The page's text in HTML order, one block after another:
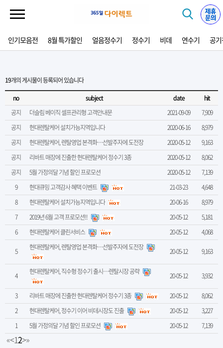
인기모음전 8월 특가할인 얼음정수기 정수기 비데 연수기 공
19개의 게시물이 등록되어 있습니다
no
subject date
hit
공지
더슬림 베이직 셀프관리형 고객안내문 2021-09-09
7,909
공지
현대렌탈케어 설치가능지역입니다 2020-06-16
8,979
공지
현대렌탈케어, 렌탈영업 본격화…선발주자에 도전장 2020-05-12
9,163
공지
리바트 매장에 진출한 현대렌탈케어 정수기 3종 2020-05-12
8,062
공지
5월 가정의달 기념 할인 프로모션 2020-05-12
7,139
9
현대큐밍 고객감사 혜택 이벤트 21-03-23
4,648
8
현대렌탈케어 설치가능지역입니다 20-06-16
8,979
7
2019년 6월 고객 프로모션!! 20-05-12
5,181
6
현대렌탈케어 클린서비스 20-05-12 4,068
5 현대렌탈케어, 렌탈영업 본격화…선발주자에 도전장 20-05-12 9,163
4 현대렌탈케어, 직수형 정수기 출시…렌탈시장 공략 20-05-12 3,932
3 리바트 매장에 진출한 현대렌탈케어 정수기 3종 20-05-12
8,062
2
현대렌탈케어, 정수기 이어 비데시장도 진출 20-05-12
3,227
1
5월 가정의달 기념 할인 프로모션 20-05-12 7,139
«<12>»